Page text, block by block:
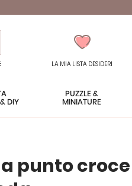
LA MIA LISTA DESIDERI
DIY
PUZZLE &
MINIATURE
punto croce